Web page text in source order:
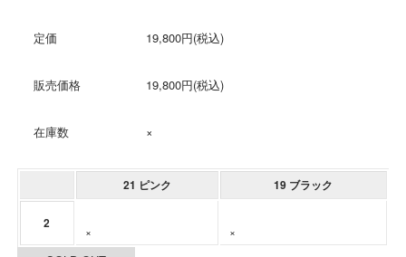
定価 19,800円(税込)
販売価格 19,800円(税込)
在庫数 ×
21 ピンク 19 ブラック
2
× ×